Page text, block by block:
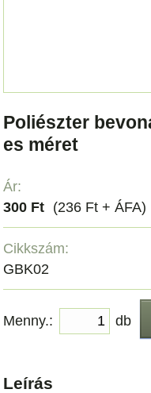
Poliészter
es méret
Ár:
300 Ft (236 Ft + ÁFA)
Cikkszám:
GBK02
Menny.: db
Leírás